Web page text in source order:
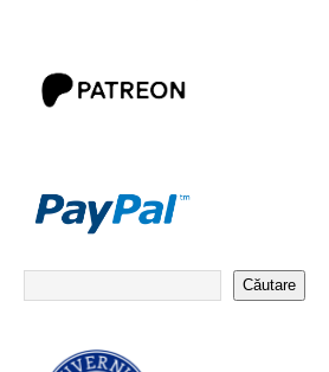
Căutare